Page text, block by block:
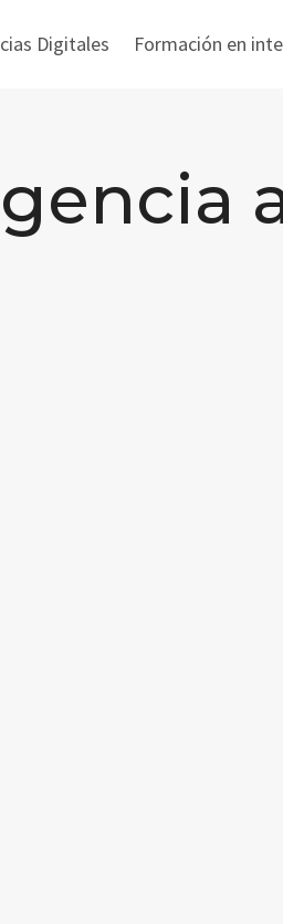
Digitales Formación en